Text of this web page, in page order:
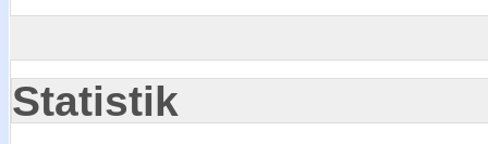
Statistik